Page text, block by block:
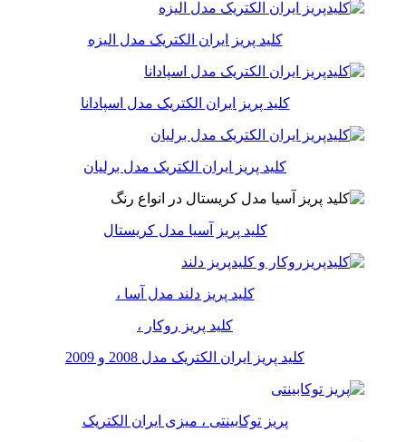
کلید پریز ایران الکتریک مدل الیزه
کلید پریز ایران الکتریک مدل اسپادانا
کلید پریز ایران الکتریک مدل برلیان
کلید پریز آسیا مدل کریستال
کلید پریز دلند مدل آسا ،
کلید پریز روکار ،
کلید پریز ایران الکتریک مدل 2008 و 2009
پریز توکابینتی ، میزی ایران الکتریک